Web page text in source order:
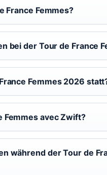
France Femmes?
bei der Tour de France
Femmes 2026
Femmes avec Zwift?
während der Tour de